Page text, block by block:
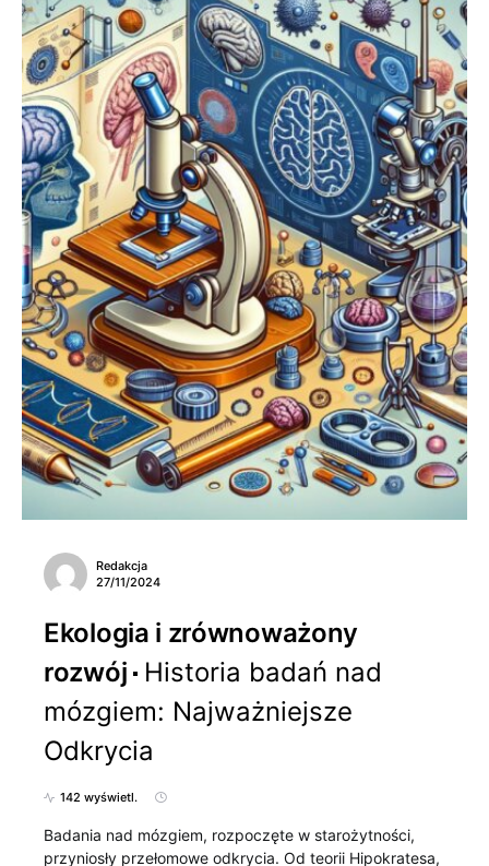
Redakcja
27/11/2024
Ekologia i zrównoważony
rozwój
Historia badań nad
mózgiem: Najważniejsze
Odkrycia
142 wyświetl.
Badania nad mózgiem, rozpoczęte w starożytności,
przyniosły przełomowe odkrycia. Od teorii Hipokratesa,